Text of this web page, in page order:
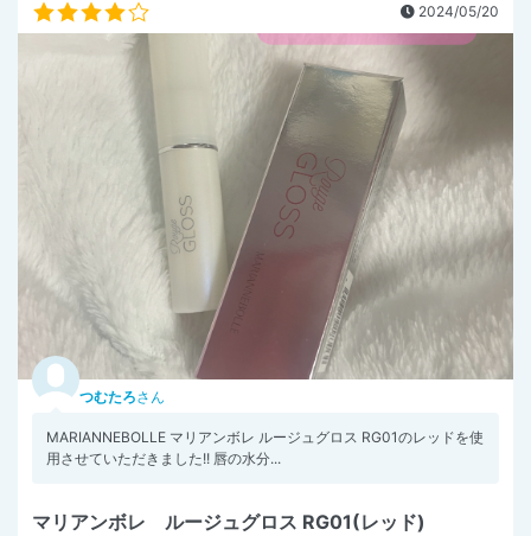
2024/05/20
つむたろさん
MARIANNEBOLLE マリアンボレ ルージュグロス RG01のレッドを使
用させていただきました!! 唇の水分...
マリアンボレ ルージュグロス RG01(レッド)